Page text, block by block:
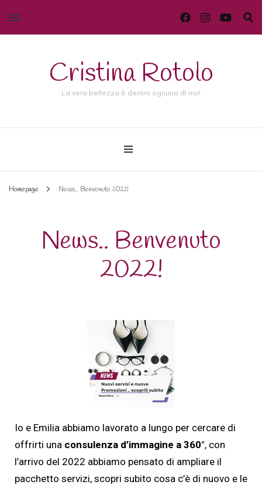
Cristina Rotolo
La vera bellezza è dentro ognuna di noi!
Homepage News.. Benvenuto 2022!
News.. Benvenuto
2022!
Io e Emilia abbiamo lavorato a lungo per cercare di
offrirti una consulenza d’immagine a 360°, con
l’arrivo del 2022 abbiamo pensato di ampliare il
pacchetto servizi, scopri subito cosa c’è di nuovo e le